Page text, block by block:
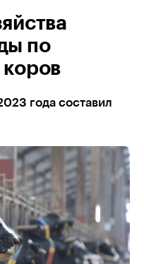
по
коров
года составил